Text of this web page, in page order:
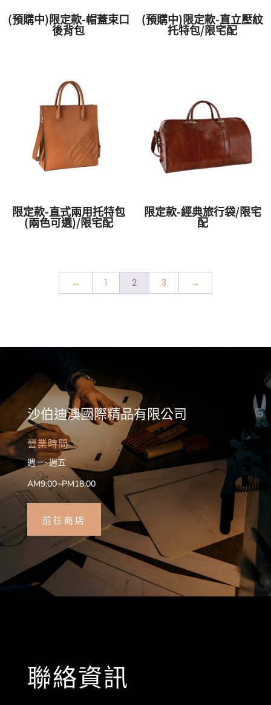
(預購中)限定款-帽蓋束口
後背包
(預購中)限定款-直立壓紋
托特包/限宅配
限定款-直式兩用托特包
(兩色可選)/限宅配
限定款-經典旅行袋/限宅
配
← 1 2 3 →
沙伯迪澳國際精品有限公司
營業時間
週一~週五
AM9:00~PM18:00
前往商店
聯絡資訊